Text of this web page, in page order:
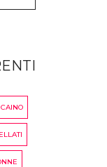
CAINO